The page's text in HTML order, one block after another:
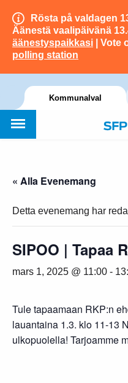
Rösta på valdagen
Äänestä vaalipäivänä
äänestyspaikkasi | Vote
polling station
Kommunalval
« Alla Evenemang
Detta evenemang har
SIPOO | Tapaa
mars 1, 2025 @ 11:00 -
Tule tapaamaan RKP:n
lauantaina 1.3. klo 11-13
ulkopuolella! Tarjoamme